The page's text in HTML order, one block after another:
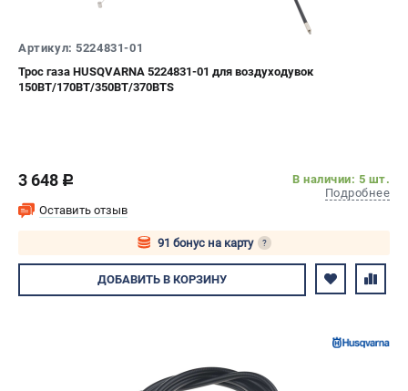
Артикул: 5224831-01
Трос газа HUSQVARNA 5224831-01 для воздуходувок
150BT/170BT/350BT/370BTS
3 648 c
В наличии: 5 шт.
Подробнее
Оставить отзыв
91 бонус на карту ?
Авторизуйтесь
ДОБАВИТЬ В КОРЗИНУ